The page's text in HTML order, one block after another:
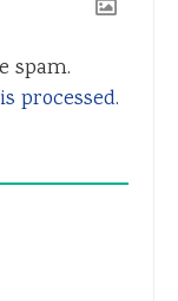
spam.
processed.